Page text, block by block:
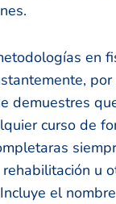
en
por
demuestres
curso de
u
el